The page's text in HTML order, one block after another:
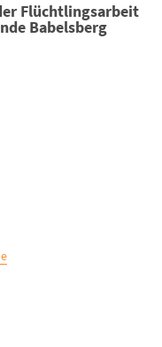
Flüchtlingsarbeit
Babelsberg